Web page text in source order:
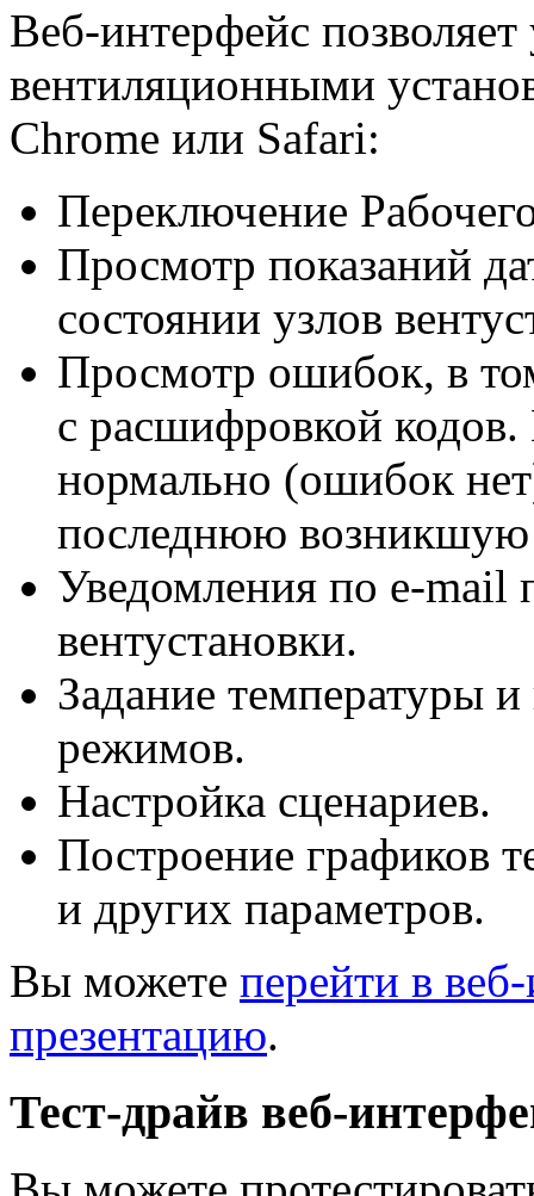
Веб-интерфейс позволяет
вентиляционными
Chrome или Safari:
Переключение
Просмотр показаний
состоянии узлов
Просмотр ошибок, в
с расшифровкой кодов.
нормально (ошибок
последнюю
Уведомления по e-mail
вентустановки.
Задание температуры
режимов.
Настройка сценариев.
Построение графиков
и других параметров.
Вы можете перейти в
презентацию.
Тест-драйв веб-